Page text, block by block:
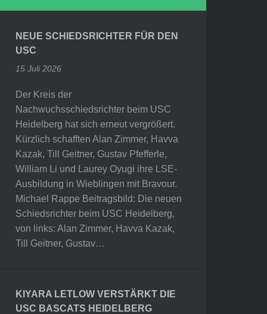
NEUE SCHIEDSRICHTER FÜR DEN
USC
15 Juli 2026
Der Kreis der
Nachwuchsschiedsrichter beim USC
Heidelberg hat sich erneut vergrößert.
Kürzlich schafften Alan Zimmer, Havva
Kazak, Till Geitner, Gustav Pfefferle,
William Li und Laurey Oyugi ihre LSE-
Ausbildung in Wieblingen mit Bravour.
Michael Rappe Beitragsbild: Die neuen
Schiedsrichter beim USC Heidelberg,
von links: Alan Zimmer, Havva Kazak,
Till Geitner, Gustav…
KIYARA LETLOW VERSTÄRKT DIE
USC BASCATS HEIDELBERG